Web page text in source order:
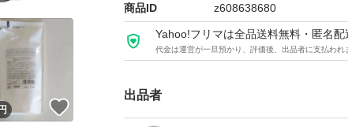
商品ID z608638680
Yahoo!フリマは全品送料無料・匿名配
代金は運営が一旦預かり、評価後、出品者に支払われ
出品者
円